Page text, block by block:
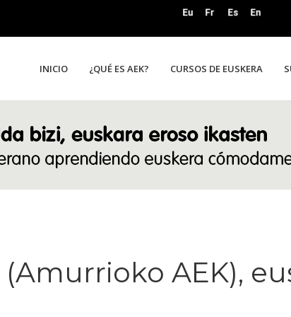
INICIO ¿QUÉ ES AEK? CURSOS DE EUSKERA
AEK),